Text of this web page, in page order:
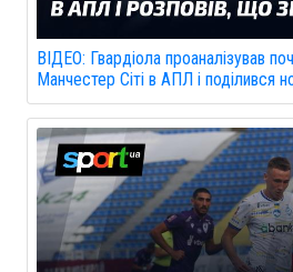
ВІДЕО: Гвардіола проаналізував
Манчестер Сіті в АПЛ і поділився